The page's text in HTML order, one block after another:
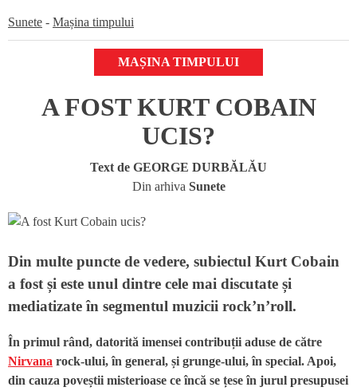
Sunete - Mașina timpului
MAȘINA TIMPULUI
A FOST KURT COBAIN
UCIS?
Text de GEORGE DURBĂLĂU
Din arhiva Sunete
Din multe puncte de vedere, subiectul Kurt Cobain
a fost și este unul dintre cele mai discutate și
mediatizate în segmentul muzicii rock’n’roll.
În primul rând, datorită imensei contribuții aduse de către
Nirvana rock-ului, în general, și grunge-ului, în special. Apoi,
din cauza poveștii misterioase ce încă se țese în jurul presupusei